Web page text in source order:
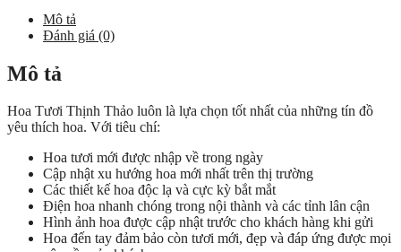
lượng
Mô tả
Đánh giá (0)
Mô tả
Hoa Tươi Thịnh Thảo luôn là lựa chọn tốt nhất của những tín đồ
yêu thích hoa. Với tiêu chí:
Hoa tươi mới được nhập về trong ngày
Cập nhật xu hướng hoa mới nhất trên thị trường
Các thiết kế hoa độc lạ và cực kỳ bắt mắt
Điện hoa nhanh chóng trong nội thành và các tỉnh lân cận
Hình ảnh hoa được cập nhật trước cho khách hàng khi gửi
Hoa đến tay đảm bảo còn tươi mới, đẹp và đáp ứng được mọi